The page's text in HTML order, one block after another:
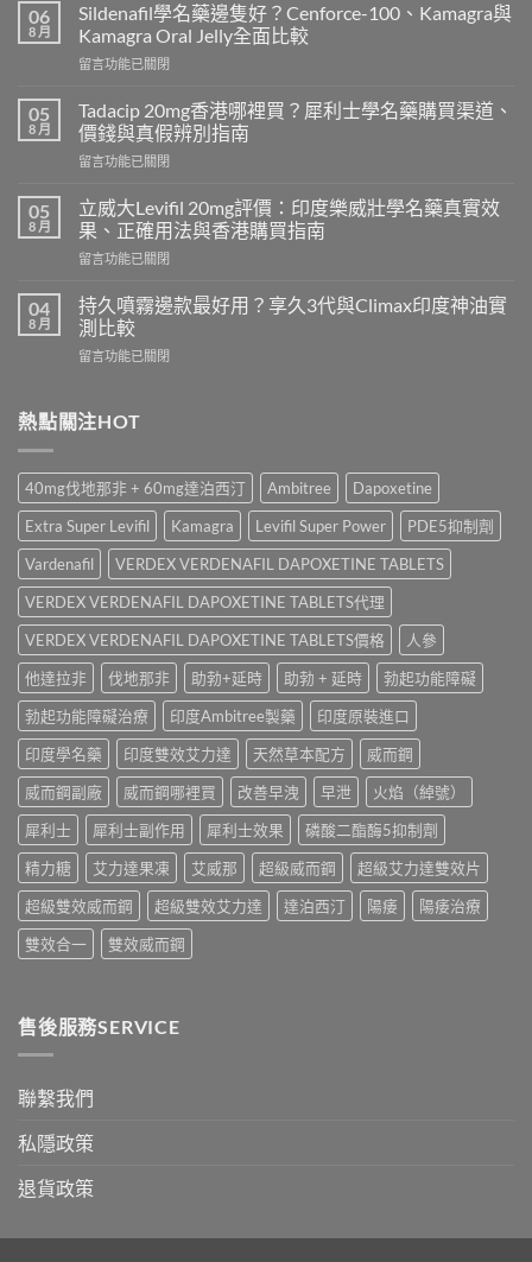
06
8 月
Sildenafil學名藥邊隻好？Cenforce-100、Kamagra與
Kamagra Oral Jelly全面比較
在
學
名
藥
邊
好？
Cenforce-
100、
Kamagra
Kamagra
Oral
全
較〉
留言功能已關閉
05
8 月
Tadacip 20mg香港哪裡買？犀利士學名藥購買渠道、
價錢與真假辨別指南
在
20mg
香
港
哪
買？
犀
利
士
藥
渠
道、
價
錢
與
真
假
辨
別
指
南〉
中
留言功能已關閉
05
8 月
立威大Levifil 20mg評價：印度樂威壯學名藥真實效
果、正確用法與香港購買指南
在
威
大
Levifil
20mg
印
威
壯
名
藥
真
實
效
果、
正
確
用
法
與
香
港
購
買
指
南〉
中
留言功能已關閉
04
8 月
持久噴霧邊款最好用？享久3代與Climax印度神油實
測比較
在
噴
霧
款
最
好
用？
享
久
3
代
與
Climax
印
度
神
油
實
測
比
較〉
留言功能已關閉
熱點關注HOT
40mg伐地那非 + 60mg達泊西汀 Ambitree
Dapoxetine
Extra Super Levifil
Kamagra Levifil Super Power
PDE5抑制劑
Vardenafil
VERDEX VERDENAFIL DAPOXETINE TABLETS
VERDEX VERDENAFIL DAPOXETINE TABLETS代理
VERDEX VERDENAFIL DAPOXETINE TABLETS價格
人參
他達拉非
伐地那非 助勃+延時 助勃 + 延時
勃起功能障礙
勃起功能障礙治療
印度Ambitree製藥
印度原裝進口
印度學名藥
印度雙效艾力達 天然草本配方
威而鋼
威而鋼副廠
威而鋼哪裡買 改善早洩 早泄
火焰（綽號）
犀利士
犀利士副作用 犀利士效果
磷酸二酯酶5抑制劑
精力糖
艾力達果凍 艾威那 超級威而鋼
超級艾力達雙效片
超級雙效威而鋼
超級雙效艾力達 達泊西汀 陽痿
陽痿治療
雙效合一
雙效威而鋼
售後服務SERVICE
聯繫我們
私隱政策
退貨政策